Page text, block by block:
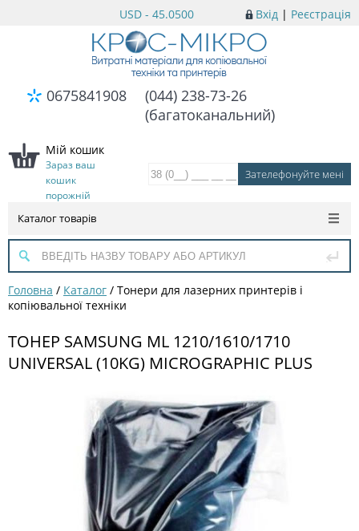
Вхід | Реєстрація
USD - 45.0500
0675841908
(044) 238-73-26
(багатоканальний)
Мій кошик
Зараз ваш
кошик
порожній
Каталог товарів
Головна / Каталог / Тонери для лазерних принтерів і
копіювальної техніки
ТОНЕР SAMSUNG ML 1210/1610/1710
UNIVERSAL (10KG) MICROGRAPHIC PLUS